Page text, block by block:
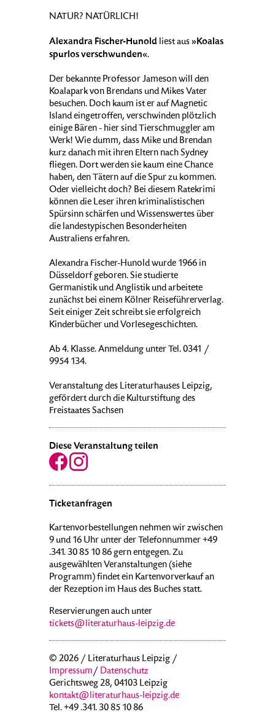
NATUR? NATÜRLICH!
Alexandra Fischer-Hunold liest aus»Koalas
spurlos verschwunden«.
Der bekannte Professor Jameson will den
Koalapark von Brendans und Mikes Vater
besuchen. Doch kaum ist er auf Magnetic
Island eingetroffen, verschwinden plötzlich
einige Bären - hier sind Tierschmuggler am
Werk! Wie dumm, dass Mike und Brendan
kurz danach mit ihren Eltern nach Sydney
fliegen. Dort werden sie kaum eine Chance
haben, den Tätern auf die Spur zu kommen.
Oder vielleicht doch? Bei diesem Ratekrimi
können die Leser ihren kriminalistischen
Spürsinn schärfen und Wissenswertes über
die landestypischen Besonderheiten
Australiens erfahren.
Alexandra Fischer-Hunold wurde 1966 in
Düsseldorf geboren. Sie studierte
Germanistik und Anglistik und arbeitete
zunächst bei einem Kölner Reiseführerverlag.
Seit einiger Zeit schreibt sie erfolgreich
Kinderbücher und Vorlesegeschichten.
Ab 4. Klasse. Anmeldung unter Tel. 0341 /
9954 134.
Veranstaltung des Literaturhauses Leipzig,
gefördert durch die Kulturstiftung des
Freistaates Sachsen
Diese Veranstaltung teilen
Ticketanfragen
Kartenvorbestellungen nehmen wir zwischen
9 und 16 Uhr unter der Telefonnummer +49
.341. 30 85 10 86 gern entgegen. Zu
ausgewählten Veranstaltungen (siehe
Programm) findet ein Kartenvorverkauf an
der Rezeption im Haus des Buches statt.
Reservierungen auch unter
tickets@literaturhaus-leipzig.de
© 2026 / Literaturhaus Leipzig /
Impressum/ Datenschutz
Gerichtsweg 28, 04103 Leipzig
kontakt@literaturhaus-leipzig.de
Tel. +49 .341. 30 85 10 86